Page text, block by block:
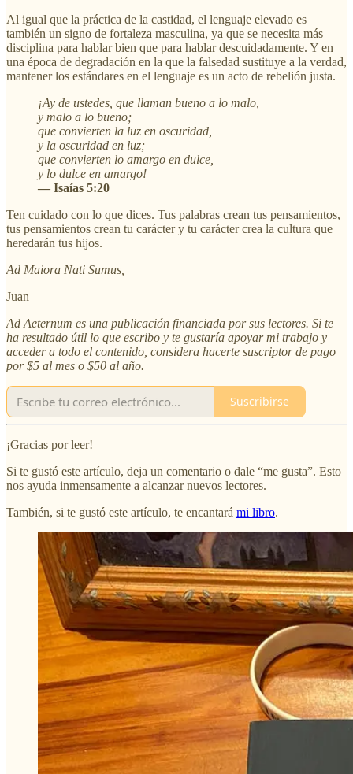
Al igual que la práctica de la castidad, el lenguaje elevado es
también un signo de fortaleza masculina, ya que se necesita más
disciplina para hablar bien que para hablar descuidadamente. Y en
una época de degradación en la que la falsedad sustituye a la verdad,
mantener los estándares en el lenguaje es un acto de rebelión justa.
¡Ay de ustedes, que llaman bueno a lo malo,
y malo a lo bueno;
que convierten la luz en oscuridad,
y la oscuridad en luz;
que convierten lo amargo en dulce,
y lo dulce en amargo!
— Isaías 5:20
Ten cuidado con lo que dices. Tus palabras crean tus pensamientos,
tus pensamientos crean tu carácter y tu carácter crea la cultura que
heredarán tus hijos.
Ad Maiora Nati Sumus,
Juan
Ad Aeternum es una publicación financiada por sus lectores. Si te
ha resultado útil lo que escribo y te gustaría apoyar mi trabajo y
acceder a todo el contenido, considera hacerte suscriptor de pago
por $5 al mes o $50 al año.
Suscribirse
¡Gracias por leer!
Si te gustó este artículo, deja un comentario o dale “me gusta”. Esto
nos ayuda inmensamente a alcanzar nuevos lectores.
También, si te gustó este artículo, te encantará mi libro.